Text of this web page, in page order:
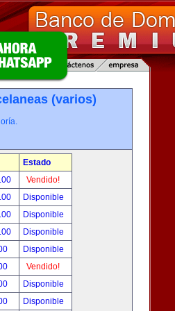
(varios)
Estado
Vendido!
Disponible
Disponible
Disponible
Disponible
Vendido!
Disponible
Disponible